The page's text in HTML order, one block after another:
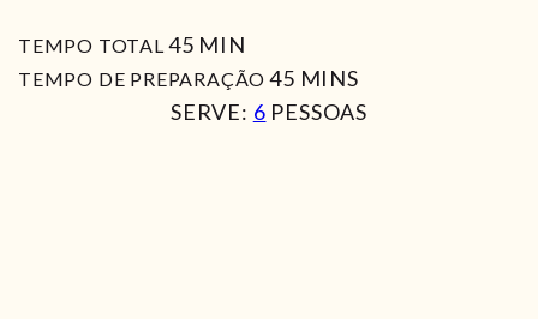
TEMPO TOTAL 45MIN
MIN
TEMPO DE PREPARAÇÃO 45MIN
MINS
SERVE: 6 PESSOAS